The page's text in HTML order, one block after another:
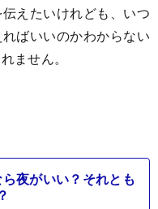
えたいけれども、いつ
ばいいのかわからない
ません。
夜がいい？それとも